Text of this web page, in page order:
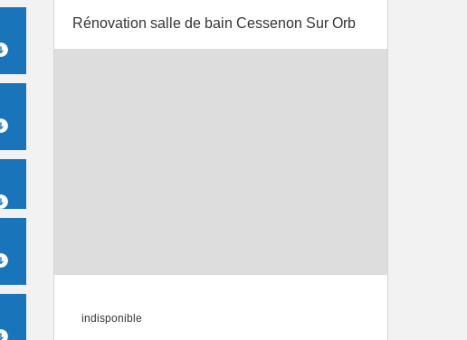
Rénovation salle de bain Cessenon Sur Orb
indisponible